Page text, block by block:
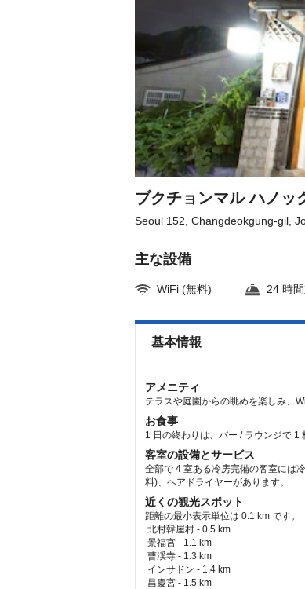
Press
the
question
mark
to
get
the
keyboard
shortcuts
for
changing
dates.
to
ブクチョンマル ハノッ
Seoul 152, Changdeokgung-gil,
主な設備
WiFi (無料) 24 時
基本情報
アメニティ
テラスや庭園からの眺めを楽しみ、
お食事
1 日の終わりは、バー / ラウンジで 1
客室の設備とサービス
全部で 4 室ある冷房完備の客室には
料)、ヘアドライヤーがあります。
近くの観光スポット
距離の最小表示単位は 0.1 km です。
北村韓屋村 - 0.5 km
景福宮 - 1.1 km
曹渓寺 - 1.3 km
インサドン - 1.4 km
昌慶宮 - 1.5 km